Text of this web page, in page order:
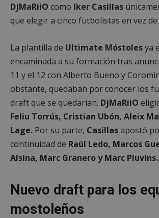
DjMaRiiO como Iker Casillas
que elegir a cinco futbolistas en vez de
La plantilla de Ultimate Móstolesya
encaminada a su formación tras
11 y el 12 con Alberto Bueno y
obstante, quedaban por conocer los
draft que se quedarían. DjMaRiiO
Feliu Torrús, Cristian Ubón, Aleix
Lage. Por su parte, Casillasapostó
continuidad de Raúl Ledo, Marcos
Alsina, Marc Granero y Marc Pluvins.
Nuevo draft para los
mostoleños